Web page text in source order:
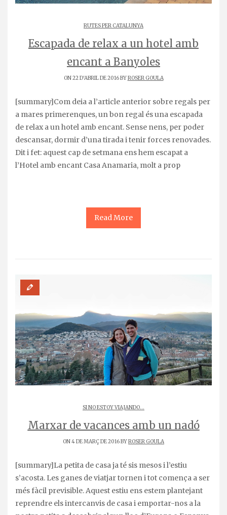
RUTES PER CATALUNYA
Escapada de relax a un hotel amb
encant a Banyoles
ON 22 D'ABRIL DE 2016 BYROSER GOULA
[summary]Com deia a l’article anterior sobre regals per
a mares primerenques, un bon regal és una escapada
de relax a un hotel amb encant. Sense nens, per poder
descansar, dormir d’una tirada i tenir forces renovades.
Dit i fet: aquest cap de setmana ens hem escapat a
l’Hotel amb encant Casa Anamaria, molt a prop
Read More
SI NO ESTOY VIAJANDO...
Marxar de vacances amb un nadó
ON 4 DE MARÇ DE 2016 BYROSER GOULA
[summary]La petita de casa ja té sis mesos i l’estiu
s’acosta. Les ganes de viatjar tornen i tot comença a ser
més fàcil previsible. Aquest estiu ens estem plantejant
reprendre els intercanvis de casa i emportar-nos a la